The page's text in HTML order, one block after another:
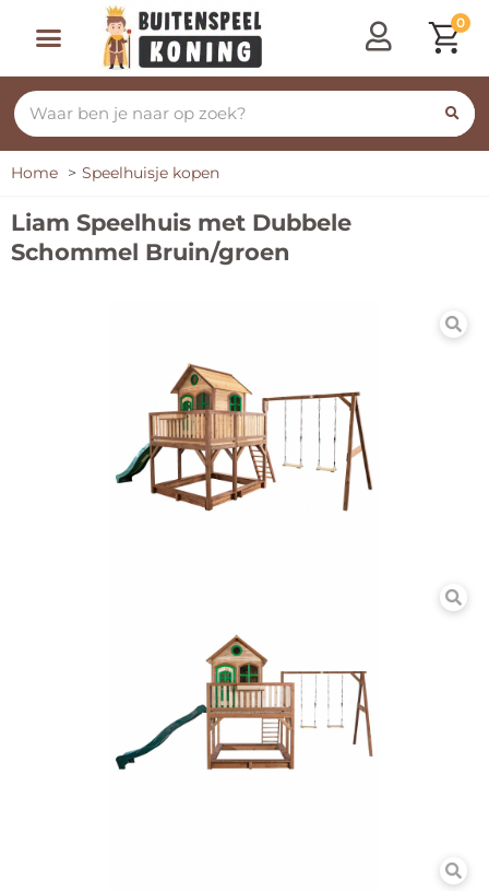
0
Home Speelhuisje kopen
Liam Speelhuis met Dubbele
Schommel Bruin/groen